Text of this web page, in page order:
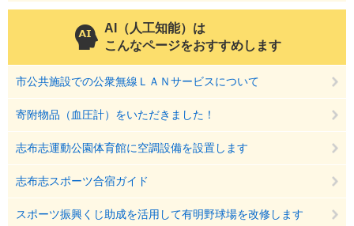
AI（人工知能）は
こんなページをおすすめします
市公共施設での公衆無線ＬＡＮサービスについて
寄附物品（血圧計）をいただきました！
志布志運動公園体育館に空調設備を設置します
志布志スポーツ合宿ガイド
スポーツ振興くじ助成を活用して有明野球場を改修します